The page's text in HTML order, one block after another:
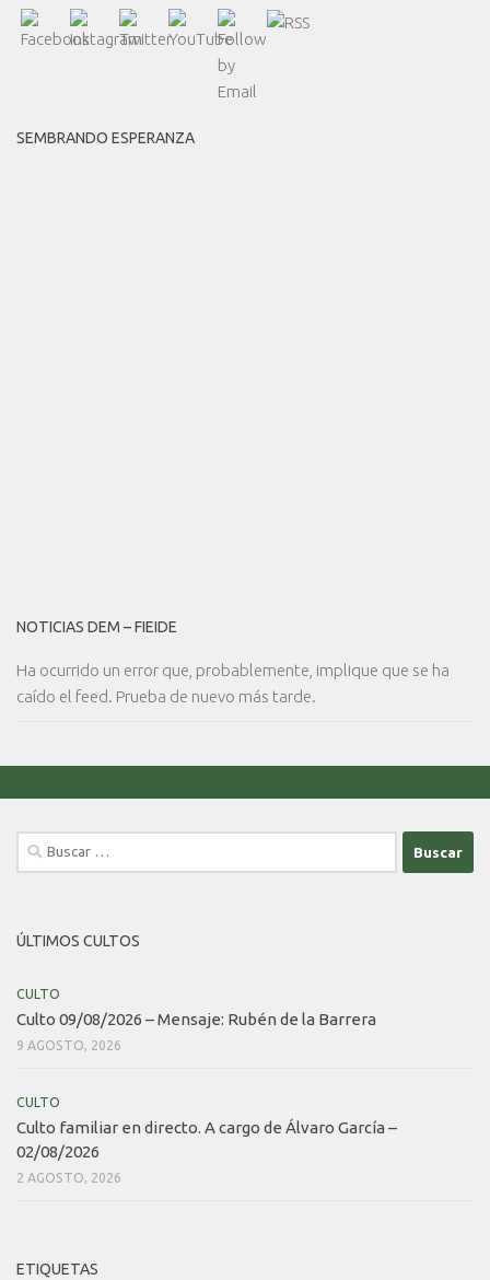
SEMBRANDO ESPERANZA
NOTICIAS DEM – FIEIDE
Ha ocurrido un error que, probablemente, implique que se ha
caído el feed. Prueba de nuevo más tarde.
Buscar:
ÚLTIMOS CULTOS
CULTO
Culto 09/08/2026 – Mensaje: Rubén de la Barrera
9 AGOSTO, 2026
CULTO
Culto familiar en directo. A cargo de Álvaro García –
02/08/2026
2 AGOSTO, 2026
ETIQUETAS